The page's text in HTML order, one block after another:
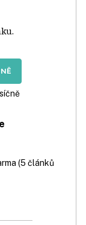
(5 článků